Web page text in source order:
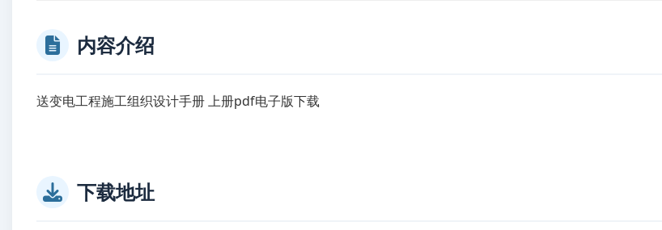
内容介绍
送变电工程施工组织设计手册 上册pdf电子版下载
下载地址